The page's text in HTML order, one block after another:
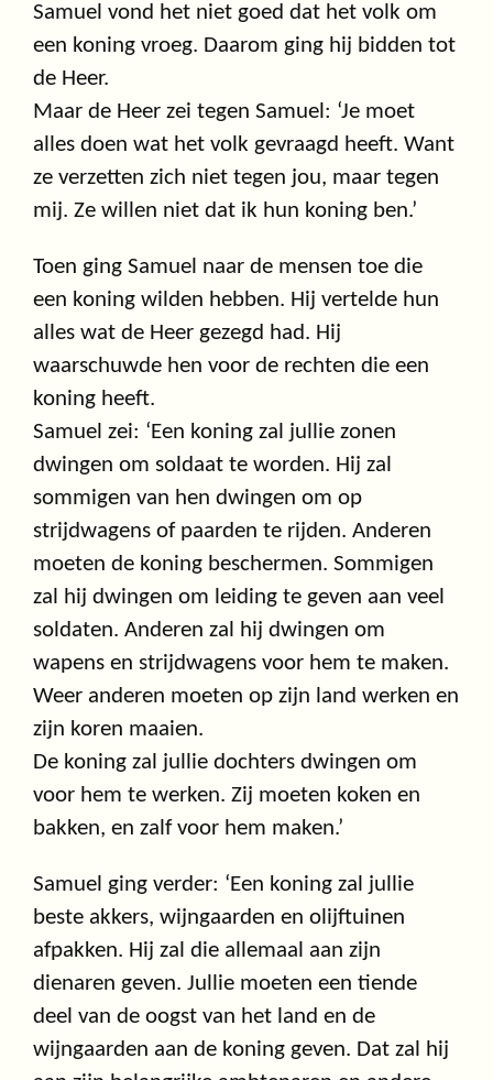
Samuel vond het niet goed dat het volk om
een koning vroeg. Daarom ging hij bidden tot
de Heer.
Maar de Heer zei tegen Samuel: ‘Je moet
alles doen wat het volk gevraagd heeft. Want
ze verzetten zich niet tegen jou, maar tegen
mij. Ze willen niet dat ik hun koning ben.’
Toen ging Samuel naar de mensen toe die
een koning wilden hebben. Hij vertelde hun
alles wat de Heer gezegd had. Hij
waarschuwde hen voor de rechten die een
koning heeft.
Samuel zei: ‘Een koning zal jullie zonen
dwingen om soldaat te worden. Hij zal
sommigen van hen dwingen om op
strijdwagens of paarden te rijden. Anderen
moeten de koning beschermen. Sommigen
zal hij dwingen om leiding te geven aan veel
soldaten. Anderen zal hij dwingen om
wapens en strijdwagens voor hem te maken.
Weer anderen moeten op zijn land werken en
zijn koren maaien.
De koning zal jullie dochters dwingen om
voor hem te werken. Zij moeten koken en
bakken, en zalf voor hem maken.’
Samuel ging verder: ‘Een koning zal jullie
beste akkers, wijngaarden en olijftuinen
afpakken. Hij zal die allemaal aan zijn
dienaren geven. Jullie moeten een tiende
deel van de oogst van het land en de
wijngaarden aan de koning geven. Dat zal hij